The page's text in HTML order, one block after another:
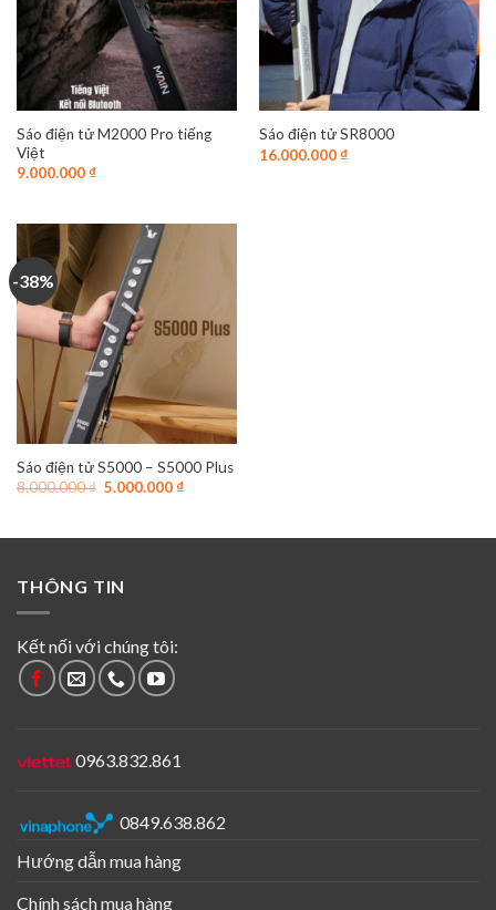
Sáo điện tử M2000 Pro tiếng
Việt
9.000.000₫
Sáo điện tử SR8000
16.000.000₫
-38%
Sáo điện tử S5000 – S5000 Plus
8.000.000₫ Giá
5.000.000₫Giá
5.000.000 ₫.
THÔNG TIN
Kết nối với chúng tôi:
0963.832.861
0849.638.862
Hướng dẫn mua hàng
Chính sách mua hàng